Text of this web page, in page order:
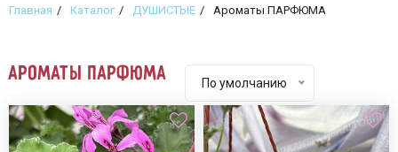
Главная Каталог ДУШИСТЫЕ Ароматы ПАРФЮМА
Ароматы ПАРФЮМА По умолчанию